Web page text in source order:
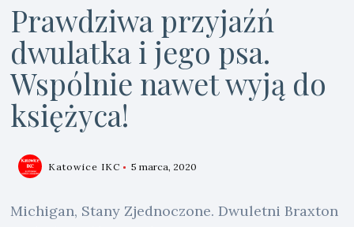
Prawdziwa przyjaźń
dwulatka i jego psa.
Wspólnie nawet wyją do
księżyca!
Katowice IKC 5 marca, 2020
Michigan, Stany Zjednoczone. Dwuletni Braxton